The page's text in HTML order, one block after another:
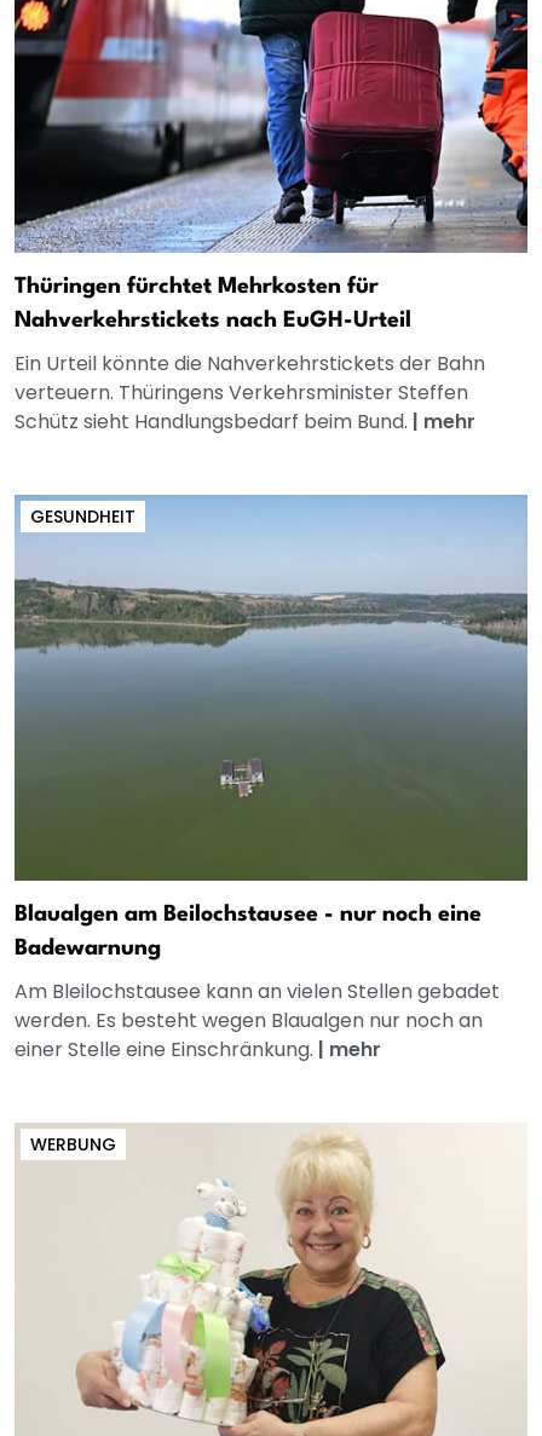
Thüringen fürchtet Mehrkosten für
Nahverkehrstickets nach EuGH-Urteil
Ein Urteil könnte die Nahverkehrstickets der Bahn
verteuern. Thüringens Verkehrsminister Steffen
Schütz sieht Handlungsbedarf beim Bund. | mehr
GESUNDHEIT
Blaualgen am Beilochstausee - nur noch eine
Badewarnung
Am Bleilochstausee kann an vielen Stellen gebadet
werden. Es besteht wegen Blaualgen nur noch an
einer Stelle eine Einschränkung. | mehr
WERBUNG